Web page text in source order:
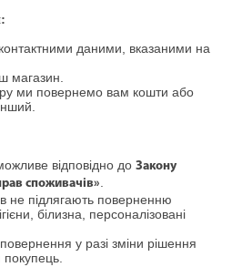
даними, вказаними на
магазин.
ми повернемо вам кошти або
відповідно до Закону
споживачів».
не підлягають поверненню
білизна, персоналізовані
у разі зміни рішення